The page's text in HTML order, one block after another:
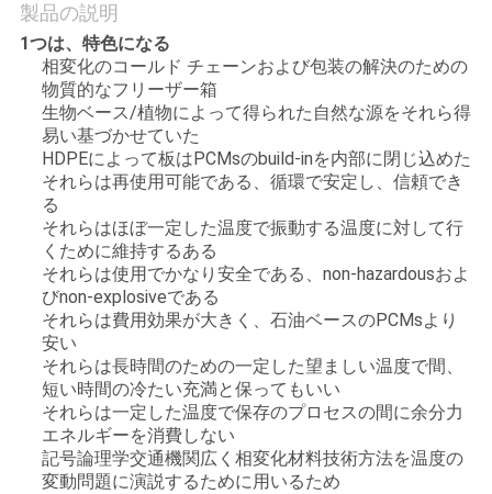
達
製品の説明
1つは、特色になる
相変化のコールド チェーンおよび包装の解決のための
物質的なフリーザー箱
生物ベース/植物によって得られた自然な源をそれら得
易い基づかせていた
HDPEによって板はPCMsのbuild-inを内部に閉じ込めた
それらは再使用可能である、循環で安定し、信頼でき
る
それらはほぼ一定した温度で振動する温度に対して行
くために維持するある
それらは使用でかなり安全である、non-hazardousおよ
びnon-explosiveである
それらは費用効果が大きく、石油ベースのPCMsより
安い
それらは長時間のための一定した望ましい温度で間、
短い時間の冷たい充満と保ってもいい
それらは一定した温度で保存のプロセスの間に余分力
エネルギーを消費しない
記号論理学交通機関広く相変化材料技術方法を温度の
変動問題に演説するために用いるため